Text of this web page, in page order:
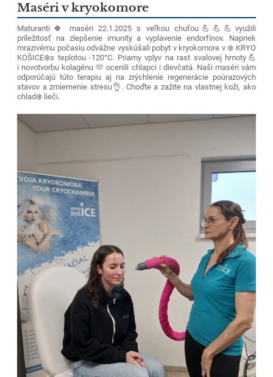
Maséri v kryokomore
Maturanti🍀 maséri 22.1.2025 s veľkou chuťou💪💪💪využili
príležitosť na zlepšenie imunity a vyplavenie endorfínov. Napriek
mrazivému počasiu odvážne vyskúšali pobyt v kryokomore v ❄️ KRYO
KOŠICE❄️s teplotou -120°C. Priamy vplyv na rast svalovej hmoty💪
i novotvorbu kolagénu 🫶 ocenili chlapci i dievčatá. Naši maséri vám
odporúčajú túto terapiu aj na zrýchlenie regenerácie poúrazových
stavov a zmiernenie stresu👌. Choďte a zažite na vlastnej koži, ako
chlad❄️ lieči.